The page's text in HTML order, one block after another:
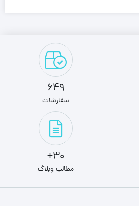
649
سفارشات
30+
مطالب وبلاگ